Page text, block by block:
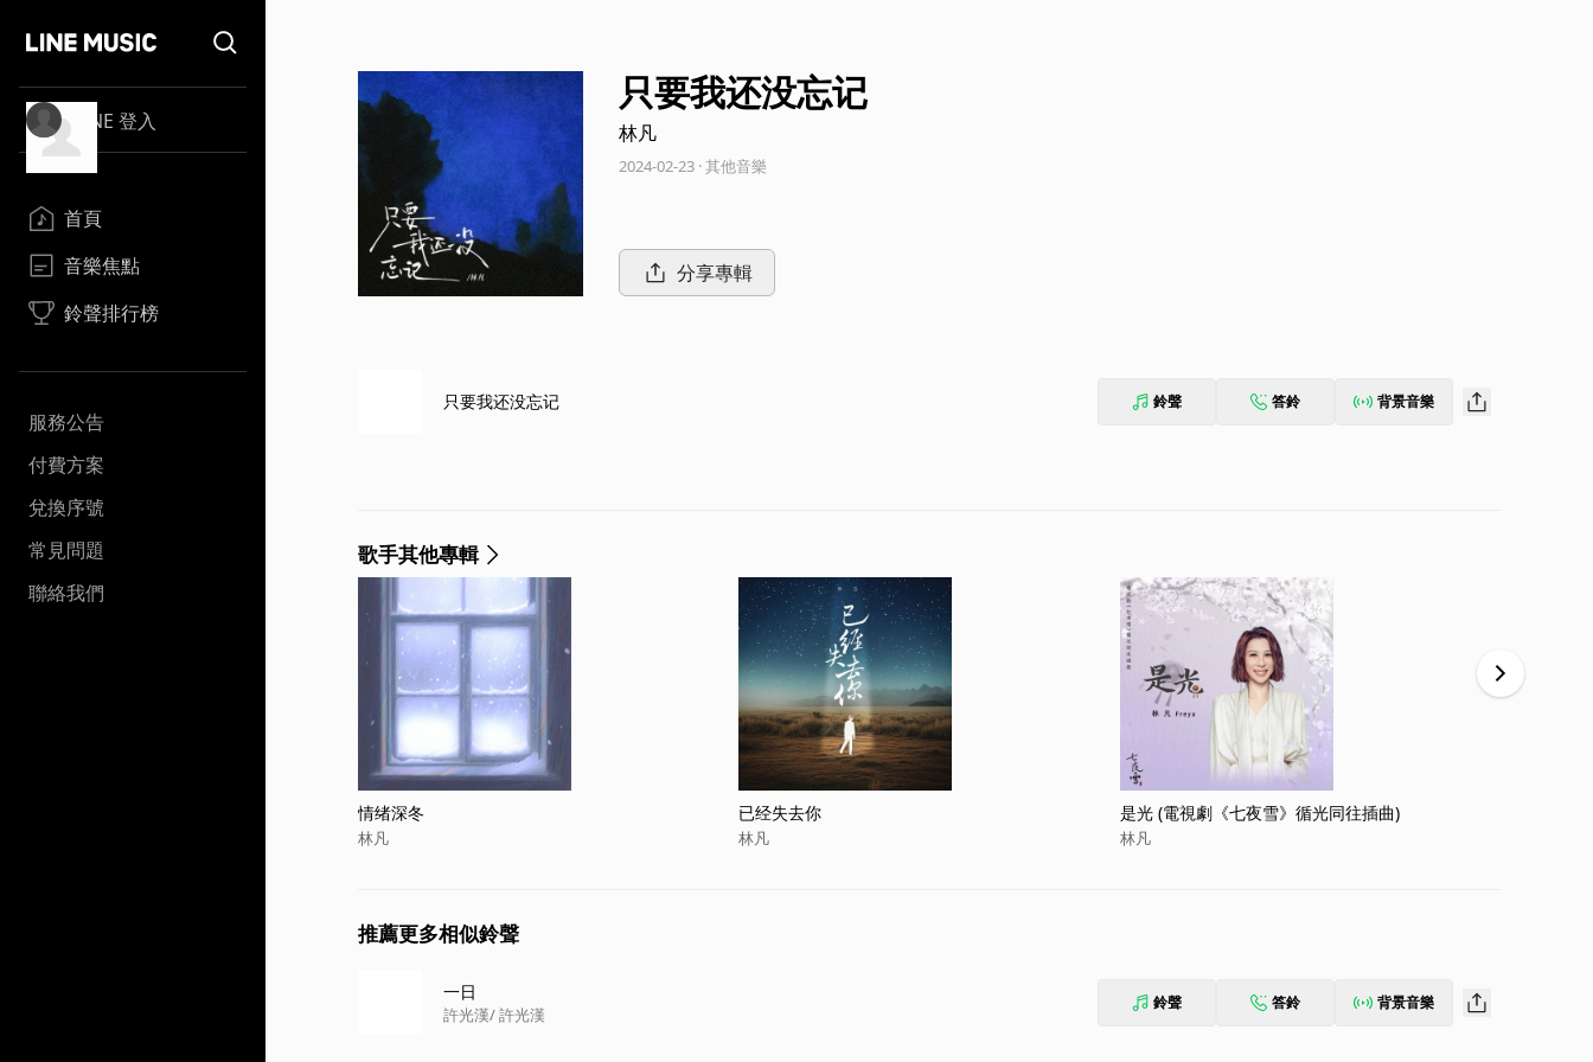
LINE 登入
首頁
音樂焦點
鈴聲排行榜
服務公告
付費方案
兌換序號
常見問題
聯絡我們
只要我还没忘记
林凡
2024-02-23 · 其他音樂
分享專輯
只要我还没忘记 鈴聲 答鈴 背景音樂
歌手其他專輯
情绪深冬
林凡
已经失去你
林凡
是光 (電視劇《七夜雪》循光同往插曲)
林凡
推薦更多相似鈴聲
一日
許光漢/ 許光漢
鈴聲 答鈴 背景音樂